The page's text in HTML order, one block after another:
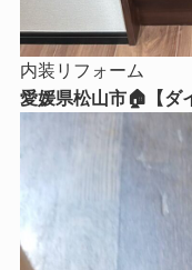
内装リフォーム
愛媛県松山市🏠【ダ
日使う階段を美しく